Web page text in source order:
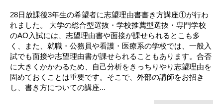
28日放課後3年生の希望者に志望理由書書き方講座①が行わ
れました。 大学の総合型選抜・学校推薦型選抜・専門学校
のAO入試には、志望理由書や面接が課せられるとこも多
く、また、就職・公務員や看護・医療系の学校では、一般入
試でも面接や志望理由書が課せられることもあります。合否
に大きくかかわるため、自己分析をきっちりやり志望理由を
固めておくことは重要です。そこで、外部の講師をお招き
し、書き方についての講座...